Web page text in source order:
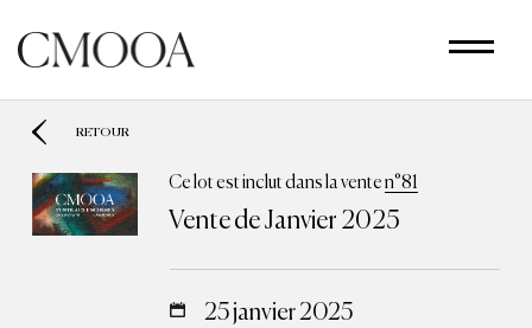
contenu
principal
RETOUR
Ce lot est inclut dans la venten°81
Vente de Janvier 2025
25 janvier 2025